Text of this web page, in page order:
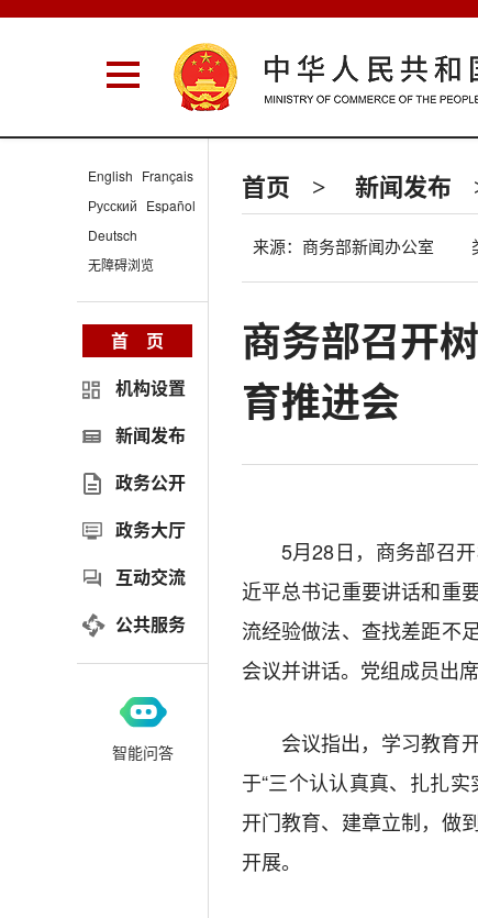
首页 > 新闻发布
来源：商务部新闻办公室
商务部召开
育推进会
5月28日，商务部召
近平总书记重要讲话和重
流经验做法、查找差距不
会议并讲话。党组成员出席
会议指出，学习教育
于“三个认认真真、扎扎
开门教育、建章立制，做
开展。
English Français
Русский Español
Deutsch
无障碍浏览
首 页
机构设置
新闻发布
政务公开
政务大厅
互动交流
公共服务
智能问答